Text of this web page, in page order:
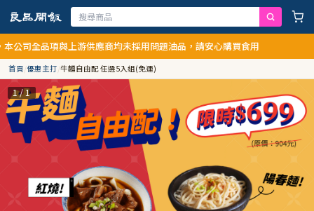
品項與上游供應商均未採用問題油品，請安心購買食用
首頁/優惠主打/牛麵自由配 任選5入組(免運)
1 / 1